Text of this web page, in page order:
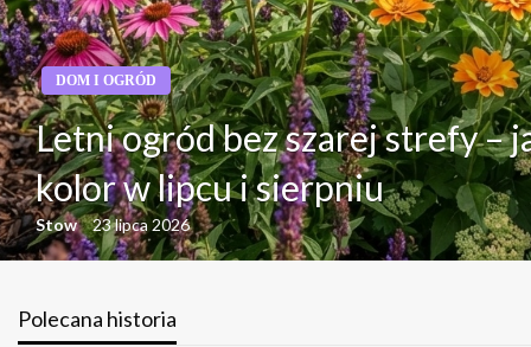
SPORT I TURYSTYKA
Letni wyjazd tylko dla siebie –
kobiety coraz częściej
reset?
Stow 22 lipca 2026
Polecana historia